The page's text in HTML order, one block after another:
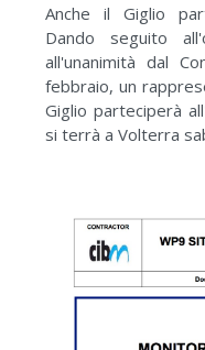
Anche il Giglio
Dando seguito
all'unanimità dal
febbraio, un
Giglio parteciperà
si terrà a Volterra